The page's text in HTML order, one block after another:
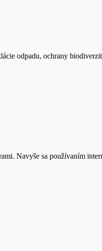
odpadu, ochrany
Navyše sa používaním